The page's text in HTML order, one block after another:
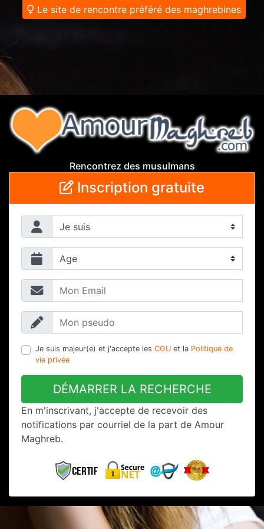
Le site de rencontre préféré des maghrebines
Rencontrez des musulmans
Inscription gratuite
Je suis majeur(e) et j'accepte les CGU et la Politique de
vie privée
DÉMARRER LA RECHERCHE
En m'inscrivant, j'accepte de recevoir des
notifications par courriel de la part de Amour
Maghreb.